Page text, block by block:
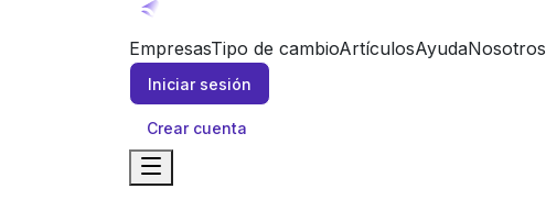
EmpresasTipo de cambioArtículosAyudaNosotros
Iniciar sesión
Crear cuenta